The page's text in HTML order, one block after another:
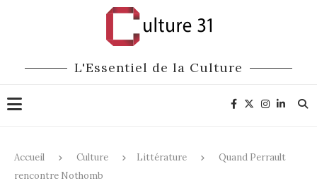
L'Essentiel de la Culture
Accueil Culture Littérature
Quand Perrault
rencontre Nothomb